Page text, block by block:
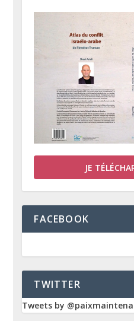
JE
FACEBOOK
TWITTER
Tweets by